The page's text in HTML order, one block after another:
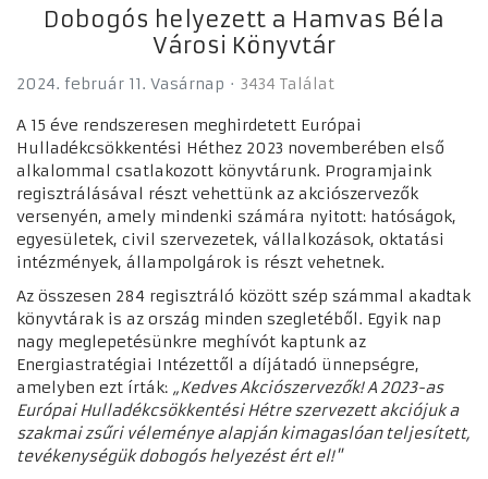
Dobogós helyezett a Hamvas Béla
Városi Könyvtár
2024. február 11. Vasárnap 3434 Találat
A 15 éve rendszeresen meghirdetett Európai
Hulladékcsökkentési Héthez 2023 novemberében első
alkalommal csatlakozott könyvtárunk. Programjaink
regisztrálásával részt vehettünk az akciószervezők
versenyén, amely mindenki számára nyitott: hatóságok,
egyesületek, civil szervezetek, vállalkozások, oktatási
intézmények, állampolgárok is részt vehetnek.
Az összesen 284 regisztráló között szép számmal akadtak
könyvtárak is az ország minden szegletéből. Egyik nap
nagy meglepetésünkre meghívót kaptunk az
Energiastratégiai Intézettől a díjátadó ünnepségre,
amelyben ezt írták: „Kedves Akciószervezők! A 2023-as
Európai Hulladékcsökkentési Hétre szervezett akciójuk a
szakmai zsűri véleménye alapján kimagaslóan teljesített,
tevékenységük dobogós helyezést ért el!"